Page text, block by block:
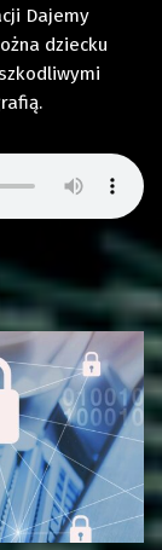
Dajemy
dziecku